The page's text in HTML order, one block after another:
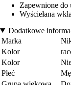
Zapewnione do
Wyściełana
Dodatkowe
Marka
Kolor
Kolor
Płeć